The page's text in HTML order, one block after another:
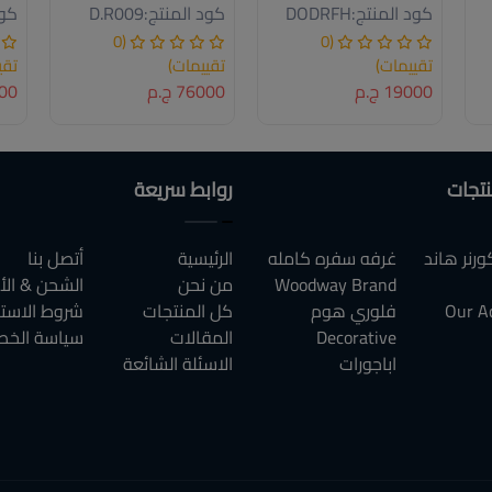
كود المنتج:DODRFH
(0
تقييمات)
19000 ج.م
كود المنتج:D.R009
(0
تقييمات)
76000 ج.م
هاند
Our
غرفه سفره كامله
Woodway Brand
فلوري هوم
Decorative
اباجورات
روابط سريعة
الرئيسية
من نحن
كل المنتجات
المقالات
الاسئلة الشائعة
أتصل بنا
الشحن &
شروط
سياسة